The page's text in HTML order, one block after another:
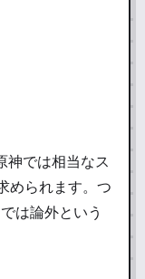
神では相当なス
められます。つ
は論外という